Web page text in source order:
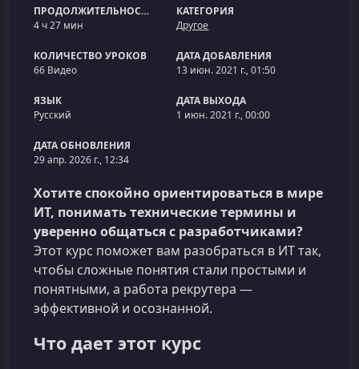
ПРОДОЛЖИТЕЛЬНОСТЬ
4 ч 27 мин
КАТЕГОРИЯ
Другое
КОЛИЧЕСТВО УРОКОВ
66 Видео
ДАТА ДОБАВЛЕНИЯ
13 июн. 2021 г., 01:50
ЯЗЫК
Русский
ДАТА ВЫХОДА
1 июн. 2021 г., 00:00
ДАТА ОБНОВЛЕНИЯ
29 апр. 2026 г., 12:34
Хотите спокойно ориентироваться в мире
ИТ, понимать технические термины и
уверенно общаться с разработчиками?
Этот курс поможет вам разобраться в ИТ так,
чтобы сложные понятия стали простыми и
понятными, а работа рекрутера —
эффективной и осознанной.
Что дает этот курс